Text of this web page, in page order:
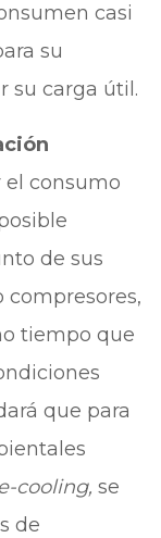
casi
su
su carga útil.
el consumo
de sus
tiempo que
que para
cooling, se
de